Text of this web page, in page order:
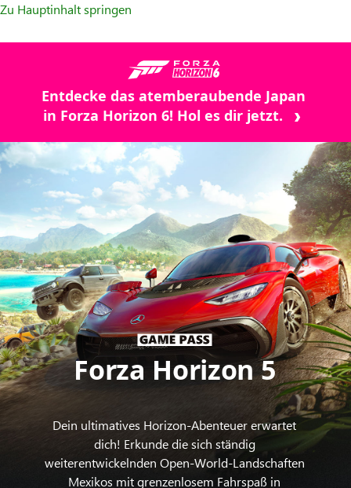
Zu Hauptinhalt springen
Entdecke das atemberaubende Japan
in Forza Horizon 6! Hol es dir jetzt.
Forza Horizon 5
Dein ultimatives Horizon-Abenteuer erwartet
dich! Erkunde die sich ständig
weiterentwickelnden Open-World-Landschaften
Mexikos mit grenzenlosem Fahrspaß in